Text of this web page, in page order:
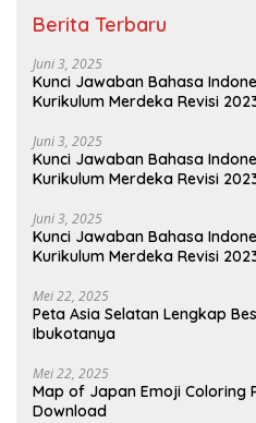
Berita Terbaru
Juni 3, 2025
Kunci Jawaban Bahasa
Kurikulum Merdeka Revisi
Juni 3, 2025
Kunci Jawaban Bahasa
Kurikulum Merdeka Revisi
Juni 3, 2025
Kunci Jawaban Bahasa
Kurikulum Merdeka Revisi
Mei 22, 2025
Peta Asia Selatan Lengkap
Ibukotanya
Mei 22, 2025
Map of Japan Emoji Coloring
Download